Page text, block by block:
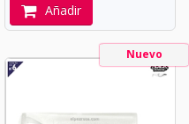
Añadir
Nuevo